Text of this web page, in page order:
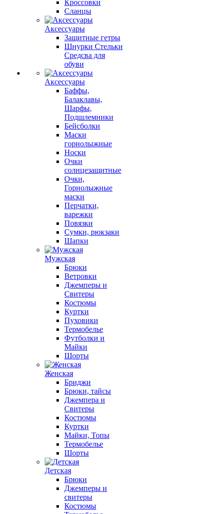
Кроссовки
Сланцы
Аксессуары
Защитные гетры
Шнурки Стельки
Средсва для
обуви
Аксессуары
Баффы,
Балаклавы,
Шарфы,
Подшлемники
Бейсболки
Маски
горнолыжные
Носки
Очки
солнцезащитные
Очки,
Горнолыжные
маски
Перчатки,
варежки
Повязки
Сумки, рюкзаки
Шапки
Мужская
Брюки
Ветровки
Джемперы и
Свитеры
Костюмы
Куртки
Пуховики
Термобелье
Футболки и
Майки
Шорты
Женская
Бриджи
Брюки, тайсы
Джемпера и
Свитеры
Костюмы
Куртки
Майки, Топы
Термобелье
Шорты
Детская
Брюки
Джемперы и
свитеры
Костюмы